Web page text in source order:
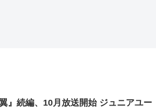
【第7話予告】水10
出した… 他
翼』続編、10月放送開始 ジュニアユー